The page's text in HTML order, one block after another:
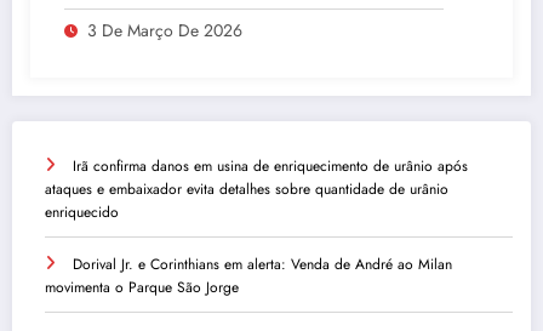
3 De Março De 2026
Irã confirma danos em usina de enriquecimento de urânio após
ataques e embaixador evita detalhes sobre quantidade de urânio
enriquecido
Dorival Jr. e Corinthians em alerta: Venda de André ao Milan
movimenta o Parque São Jorge